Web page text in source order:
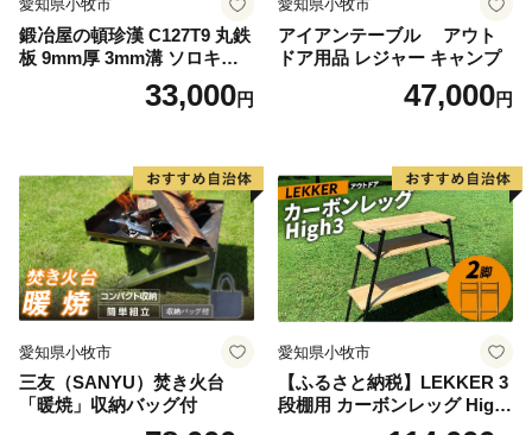
愛知県小牧市
鍛冶屋の頓珍漢 C127T9 丸鉄
板 9mm厚 3mm溝 ソロキャ
ンプ用 専用ハンドル付き ス
ノーピーク アルミパーソナ
33,000円
愛知県小牧市
アイアンテーブル アウト
ドア用品 レジャー キャンプ
47,000円
愛知県小牧市
三友（SANYU）焚き火台
「暖焼」収納バッグ付
愛知県小牧市
【ふるさと納税】LEKKER 3
段棚用 カーボンレッグ High
3 2脚 キャンプ アウトドア ソ